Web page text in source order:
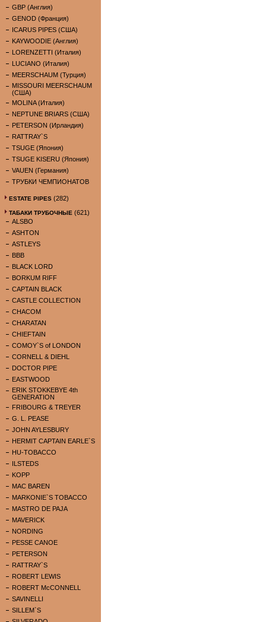
GBP (Англия)
GENOD (Франция)
ICARUS PIPES (США)
KAYWOODIE (Англия)
LORENZETTI (Италия)
LUCIANO (Италия)
MEERSCHAUM (Турция)
MISSOURI MEERSCHAUM
(США)
MOLINA (Италия)
NEPTUNE BRIARS (США)
PETERSON (Ирландия)
RATTRAY`S
TSUGE (Япония)
TSUGE KISERU (Япония)
VAUEN (Германия)
ТРУБКИ ЧЕМПИОНАТОВ
ESTATE PIPES (282)
ТАБАКИ ТРУБОЧНЫЕ (621)
ALSBO
ASHTON
ASTLEYS
BBB
BLACK LORD
BORKUM RIFF
CAPTAIN BLACK
CASTLE COLLECTION
CHACOM
CHARATAN
CHIEFTAIN
COMOY`S of LONDON
CORNELL & DIEHL
DOCTOR PIPE
EASTWOOD
ERIK STOKKEBYE 4th
GENERATION
FRIBOURG & TREYER
G. L. PEASE
JOHN AYLESBURY
HERMIT CAPTAIN EARLE`S
HU-TOBACCO
ILSTEDS
KOPP
MAC BAREN
MARKONIE`S TOBACCO
MASTRO DE PAJA
MAVERICK
NORDING
PESSE CANOE
PETERSON
RATTRAY`S
ROBERT LEWIS
ROBERT McCONNELL
SAVINELLI
SILLEM`S